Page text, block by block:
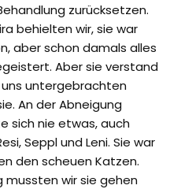
zurücksetzen.
behielten wir, sie war
aber schon damals alles
Aber sie verstand
untergebrachten
An der Abneigung
sich nie etwas, auch
Seppl und Leni. Sie war
den scheuen Katzen.
wir sie gehen